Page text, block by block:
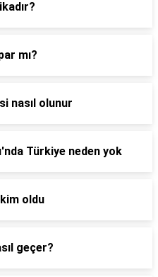
mı?
nasıl olunur
Türkiye neden yok
oldu
geçer?